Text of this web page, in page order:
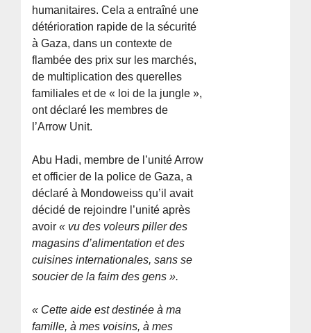
humanitaires. Cela a entraîné une
détérioration rapide de la sécurité
à Gaza, dans un contexte de
flambée des prix sur les marchés,
de multiplication des querelles
familiales et de « loi de la jungle »,
ont déclaré les membres de
l’Arrow Unit.
Abu Hadi, membre de l’unité Arrow
et officier de la police de Gaza, a
déclaré à Mondoweiss qu’il avait
décidé de rejoindre l’unité après
avoir« vu des voleurs piller des
magasins d’alimentation et des
cuisines internationales, sans se
soucier de la faim des gens ».
« Cette aide est destinée à ma
famille, à mes voisins, à mes